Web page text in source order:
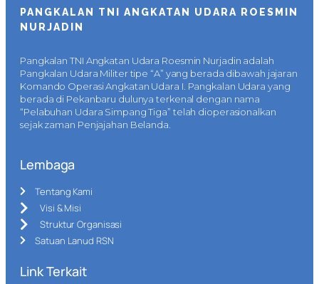
PANGKALAN TNI ANGKATAN UDARA ROESMIN
NURJADIN
Pangkalan TNI Angkatan Udara Roesmin Nurjadin adalah
Pangkalan Udara Militer tipe “A” yang berada dibawah jajaran
Komando Operasi Angkatan Udara I. Pangkalan Udara yang
berada di Pekanbaru dulunya terkenal dengan nama
“Pelabuhan Udara Simpang Tiga” telah dioperasionalkan
sejak zaman Penjajahan Belanda.
Lembaga
Tentang Kami
Visi & Misi
Struktur Organisasi
Satuan Lanud RSN
Link Terkait